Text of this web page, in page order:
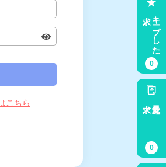
こちら
キープした
0
最近見た
0